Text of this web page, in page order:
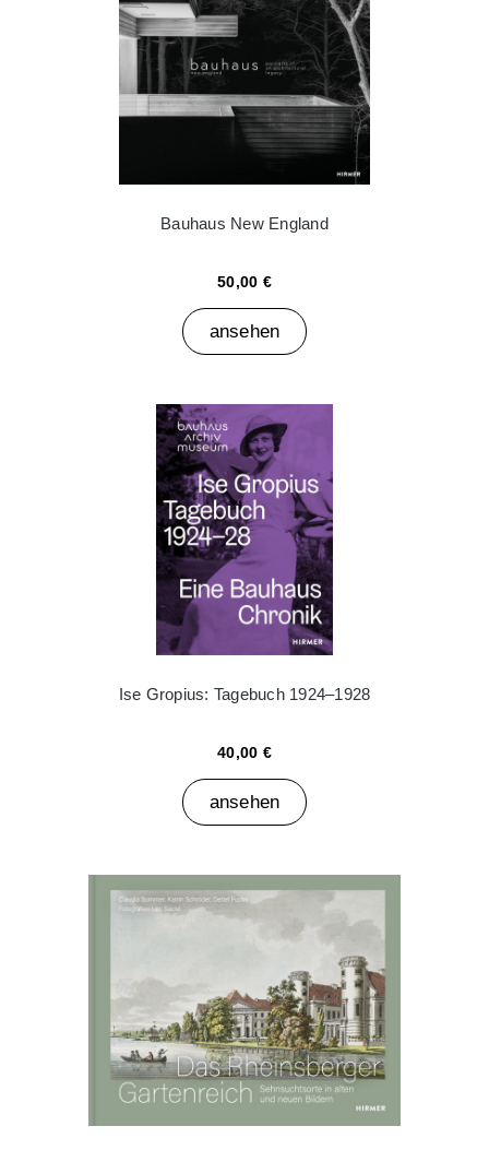
Bauhaus New England
50,00 €
ansehen
Ise Gropius: Tagebuch 1924–1928
40,00 €
ansehen